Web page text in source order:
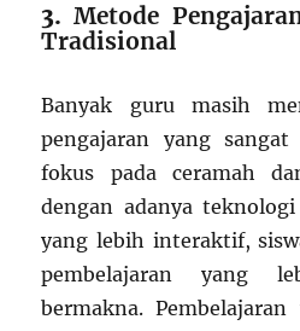
3.Metode
Tradisional
Banyak guru masih
pengajaran yang
fokus pada ceramah
dengan adanya
yang lebih interaktif,
pembelajaran yang
bermakna.